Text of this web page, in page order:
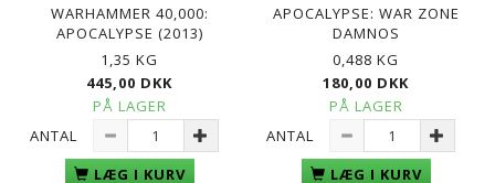
WARHAMMER 40,000:
APOCALYPSE (2013)
1,35 KG
445,00 DKK
PÅ LAGER
ANTAL
LÆG I KURV
APOCALYPSE: WAR ZONE
DAMNOS
0,488 KG
180,00 DKK
PÅ LAGER
ANTAL
LÆG I KURV